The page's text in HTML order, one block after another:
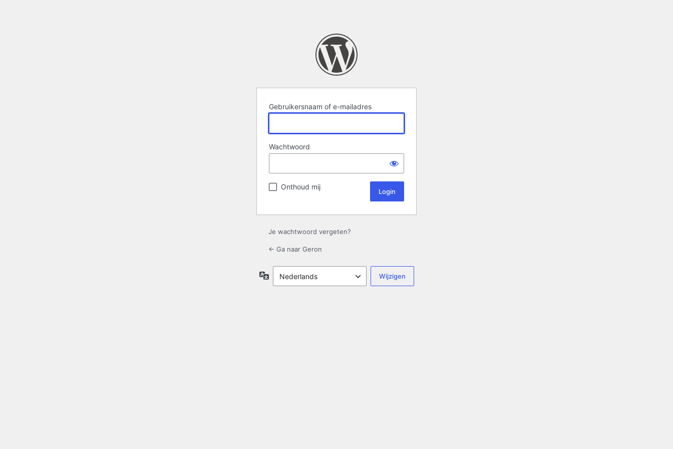
Gebruikersnaam of e-mailadres
Wachtwoord
Onthoud mij
Je wachtwoord vergeten?
← Ga naar Geron
Taal